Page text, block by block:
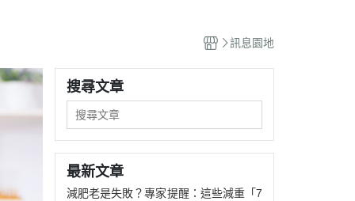
訊息園地
搜尋文章
最新文章
減肥老是失敗？專家提醒：這些減重「7